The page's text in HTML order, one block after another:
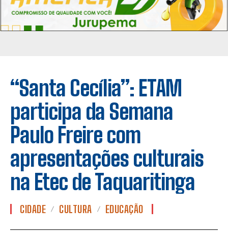
“Santa Cecília”: ETAM
participa da Semana
Paulo Freire com
apresentações culturais
na Etec de Taquaritinga
CIDADE CULTURA EDUCAÇÃO